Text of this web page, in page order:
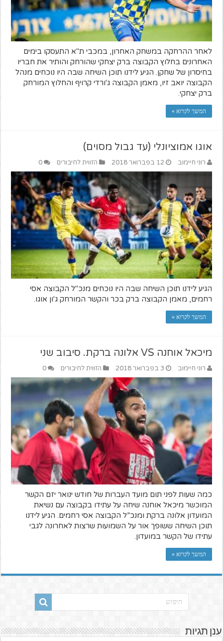
לאחר ההרחקה במשחק האחרון, במכבי ת"א התעסקו בימים
האחרונים בחלוץ הקבוצה ברק יצחקי שהורחק והותיר את חבריו
בחיסרון של שחקן. הגיע לידנו תוכן השיחה שבה היו נוכחים מנהל
הקבוצה יואב זיו, מאמן הקבוצה ג'ורדי קרויף והחלוץ המורחק
ברק יצחקי.
המשך לקרוא »
אוגו אמוציונלי (עד גבול מסוים)
רוני חיימוב 12 בפברואר 2018 הזווית לחיבורים 0
הגיע לידנו תוכן השיחה שבה היו נוכחים מנכ"ל הקבוצה אסי
רחמים, מאמן הקבוצה ברק בכר והקשר המורחק ג'ון אוגו.
המשך לקרוא »
מיכאל אוחנה VS אלונה ברקת. סיבוב שני
רוני חיימוב 3 בפברואר 2018 הזווית לחיבורים 0
כמה שעות לפני תום מועד העברות של חודש ינואר יזם הקשר
המוכשר מיכאל אוחנה שיחה על עתידו בקבוצה עם נשיאת
המועדון אלונה ברקת ומנכ”ל הקבוצה אסי רחמים. הגיע לידנו
תוכן השיחה ששופך אור על השמועות שרצות לאחרונה לגבי
עתידו של הקשר במועדון.
המשך לקרוא »
ענן תגיות